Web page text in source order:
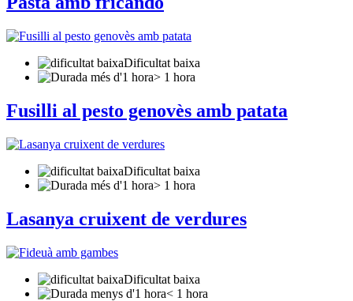
Dificultat baixa
> 1 hora
Fusilli al pesto genovès amb patata
Dificultat baixa
> 1 hora
Lasanya cruixent de verdures
Dificultat baixa
< 1 hora